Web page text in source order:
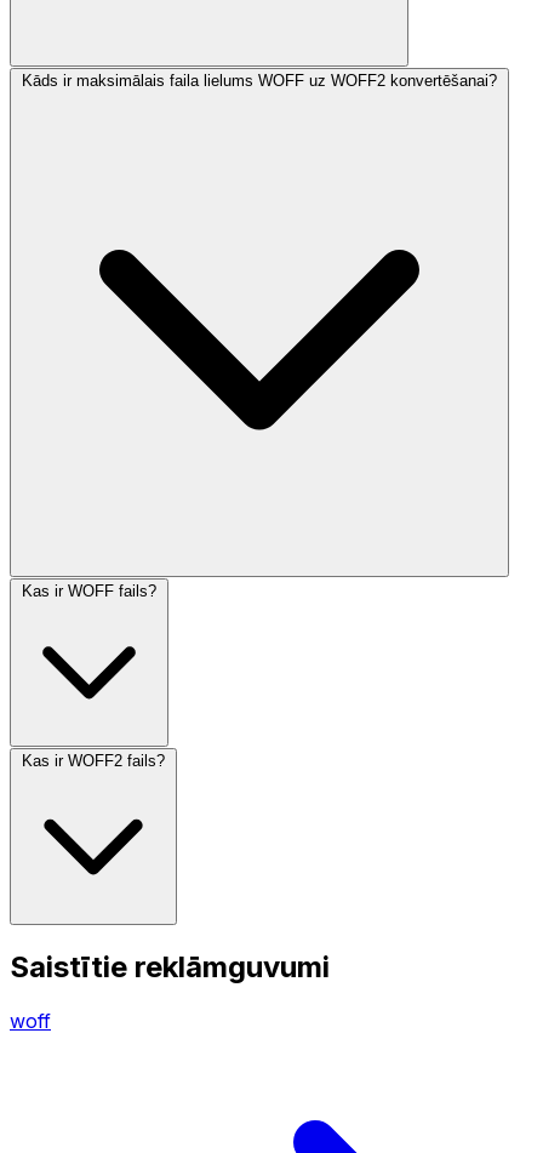
Kāds ir maksimālais faila lielums WOFF uz WOFF2 konvertēšanai?
Kas ir WOFF fails?
Kas ir WOFF2 fails?
Saistītie reklāmguvumi
woff